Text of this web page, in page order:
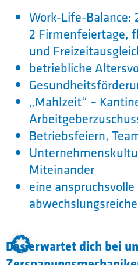
Work-Life-Balance:
2 Firmen­feier­tage,
und
betriebliche
„Mahlzeit“ –
Betriebsfeiern,
Miteinander
eine anspruchsvolle
Das erwartet dich bei